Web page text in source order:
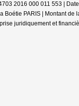
2016 000 011 553 |
Boétie PARIS | Montant de
juridiquement et